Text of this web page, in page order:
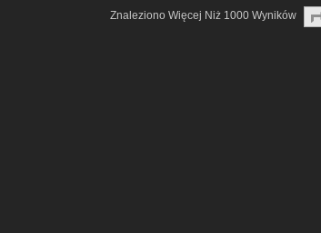
Znaleziono Więcej Niż 1000 Wyników